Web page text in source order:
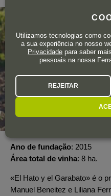
Ano de fundação 2015
Área total de vinha 8 ha.
«El Hato y el Garabato» é o
Manuel Beneitez e Liliana
Utilizamos tecnologias como
a sua experiência no nosso
Privacidade para saber
pessoais na nossa
REJEITAR